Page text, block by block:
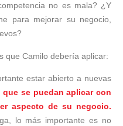
no es mala? ¿Y
para mejorar su negocio,
que Camilo debería aplicar:
estar abierto a nuevas
que se puedan aplicar con
aspecto de su negocio.
lo más importante es no